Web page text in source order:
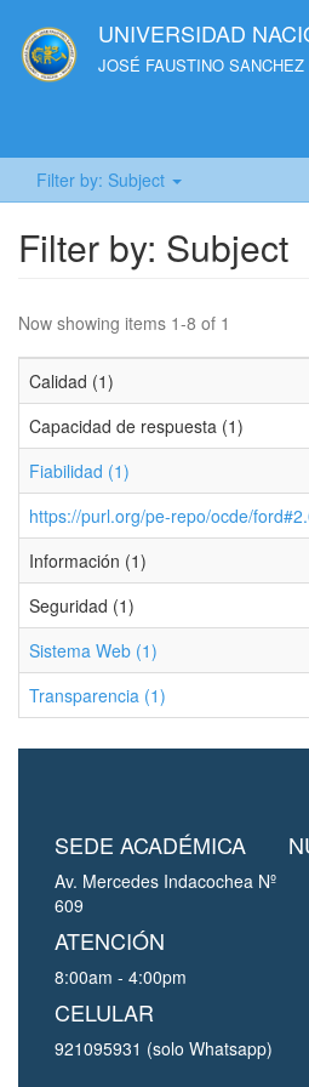
UNIVERSIDAD
JOSÉ FAUSTINO SANCHEZ
Filter by: Subject
Filter by: Subject
Now showing items 1-8 of 1
Calidad (1)
Capacidad de respuesta (1)
Fiabilidad (1)
https://purl.org/pe-repo/ocde/
Información (1)
Seguridad (1)
Sistema Web (1)
Transparencia (1)
SEDE ACADÉMICA
Av. Mercedes Indacochea Nº
609
ATENCIÓN
8:00am - 4:00pm
CELULAR
921095931 (solo Whatsapp)